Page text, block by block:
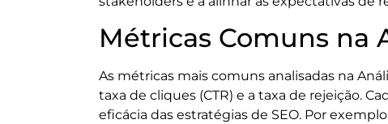
Métricas Comuns na
As métricas mais comuns analisadas na
taxa de cliques (CTR) e a taxa de rejeição.
eficácia das estratégias de SEO. Por